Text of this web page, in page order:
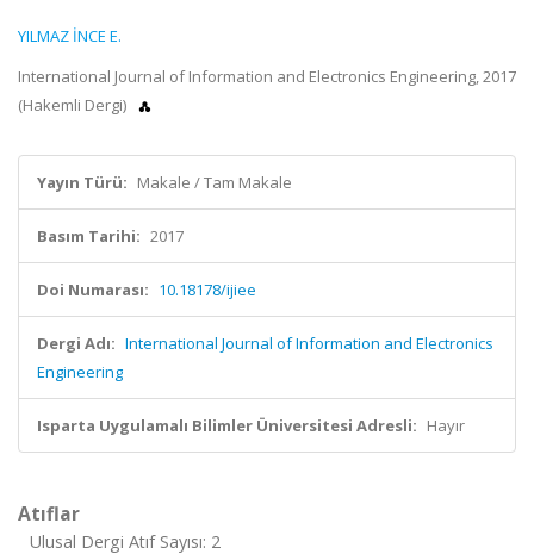
YILMAZ İNCE E.
International Journal of Information and Electronics Engineering, 2017
(Hakemli Dergi)
Yayın Türü: Makale / Tam Makale
Basım Tarihi: 2017
Doi Numarası: 10.18178/ijiee
Dergi Adı: International Journal of Information and Electronics
Engineering
Isparta Uygulamalı Bilimler Üniversitesi Adresli: Hayır
Atıflar
Ulusal Dergi Atıf Sayısı: 2